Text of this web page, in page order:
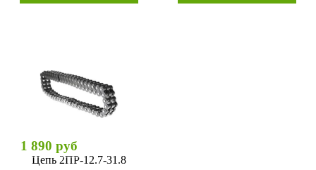
1 890 руб
Цепь 2ПР-12.7-31.8